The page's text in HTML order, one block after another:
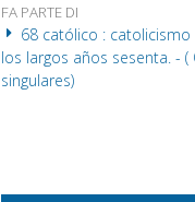
FA PARTE DI
68 católico :
los largos años sesenta. - (
singulares)